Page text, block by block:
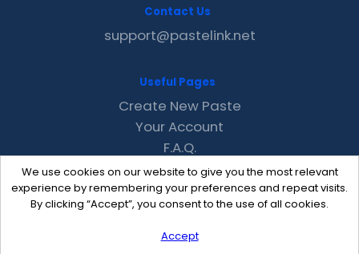
We use cookies on our website to give you the most relevant
experience by remembering your preferences and repeat visits.
By clicking “Accept”, you consent to the use of all cookies.
Accept
Contact Us
support@pastelink.net
Useful Pages
Create New Paste
Your Account
F.A.Q.
Recent
Contact